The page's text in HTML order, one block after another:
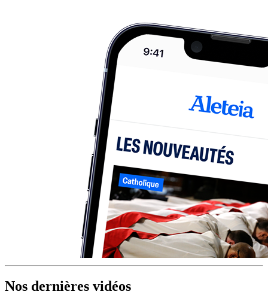
Nos dernières vidéos